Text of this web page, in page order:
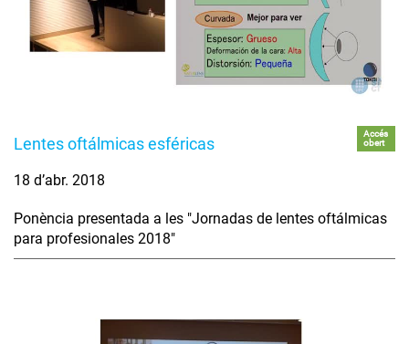
Lentes oftálmicas esféricas
Accés
obert
18 d’abr. 2018
Ponència presentada a les "Jornadas de lentes oftálmicas
para profesionales 2018"